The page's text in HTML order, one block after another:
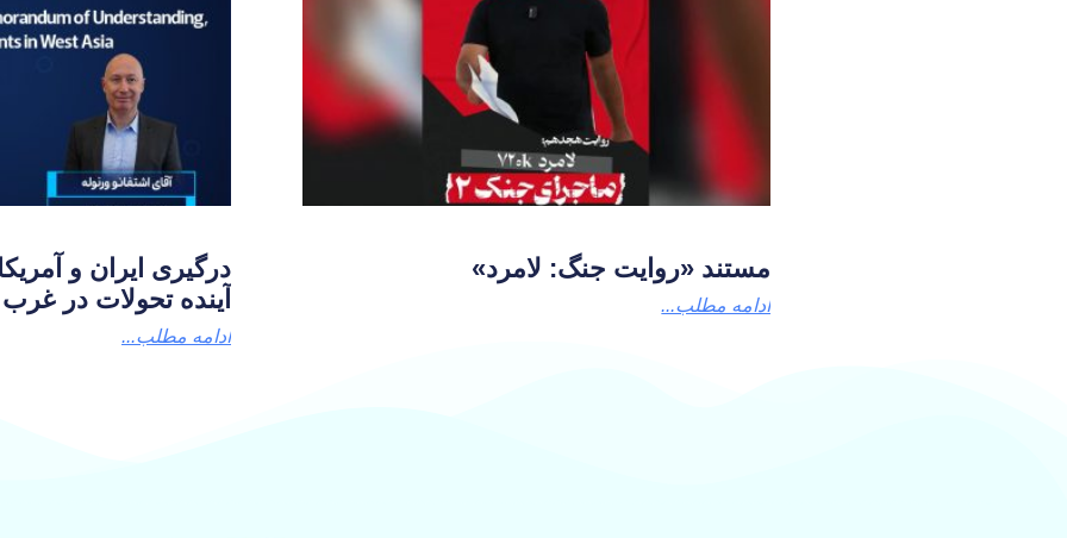
مستند «روایت جنگ: لامرد»
ادامه مطلب...
درگیری‌ ایران و
آینده تحولات در
ادامه مطلب...